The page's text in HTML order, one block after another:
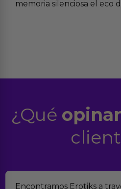
memoria silenciosa el eco
¿Qué
Encontramos Erotiks a